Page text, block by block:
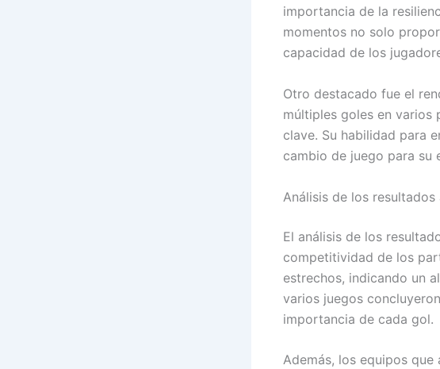
importancia de la
momentos no solo
capacidad de los
Otro destacado fue el
múltiples goles en varios
clave. Su habilidad para
cambio de juego para su
Análisis de los
El análisis de los
competitividad de los
estrechos, indicando un
varios juegos
importancia de cada gol.
Además, los equipos